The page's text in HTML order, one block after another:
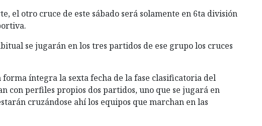
el otro cruce de este sábado será solamente en 6ta división
se jugarán en los tres partidos de ese grupo los cruces
forma íntegra la sexta fecha de la fase clasificatoria del
con perfiles propios dos partidos, uno que se jugará en
cruzándose ahí los equipos que marchan en las